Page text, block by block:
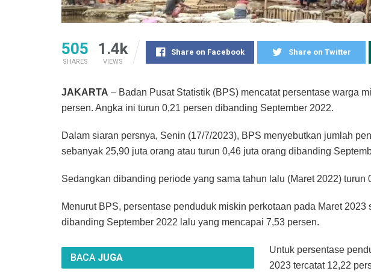
505
SHARES
1.4k
VIEWS
Share on Facebook Share on Twitter
JAKARTA – Badan Pusat Statistik (BPS) mencatat persentase warga
persen. Angka ini turun 0,21 persen dibanding September 2022.
Dalam siaran persnya, Senin (17/7/2023), BPS menyebutkan jumlah
sebanyak 25,90 juta orang atau turun 0,46 juta orang dibanding
Sedangkan dibanding periode yang sama tahun lalu (Maret 2022) turun
Menurut BPS, persentase penduduk miskin perkotaan pada Maret 2023
dibanding September 2022 lalu yang mencapai 7,53 persen.
BACA JUGA
Untuk persentase
2023 tercatat 12,22